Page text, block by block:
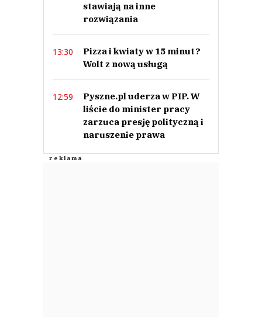
stawiają na inne
rozwiązania
13:30
Pizza i kwiaty w 15 minut?
Wolt z nową usługą
12:59
Pyszne.pl uderza w PIP. W
liście do minister pracy
zarzuca presję polityczną i
naruszenie prawa